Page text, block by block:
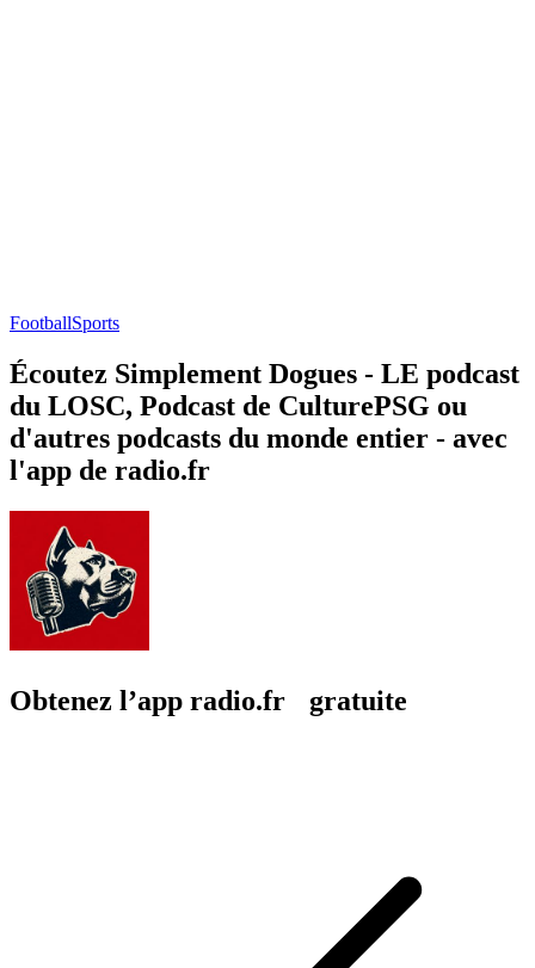
FootballSports
Écoutez Simplement Dogues - LE podcast
du LOSC, Podcast de CulturePSG ou
d'autres podcasts du monde entier - avec
l'app de radio.fr
Obtenez l’app radio.fr gratuite